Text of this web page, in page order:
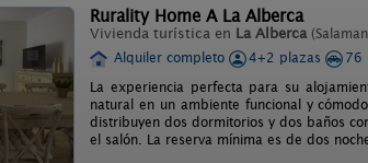
Rurality Home A La Alberca
Vivienda turística en La Alberca
Alquiler completo
4+2 plazas 76
La experiencia perfecta para su
natural en un ambiente funcional y
distribuyen dos dormitorios y dos baños
el salón. La reserva mínima es de dos